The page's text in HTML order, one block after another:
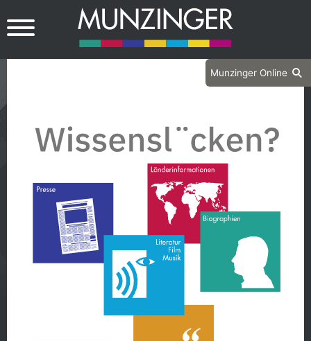
Munzinger Online